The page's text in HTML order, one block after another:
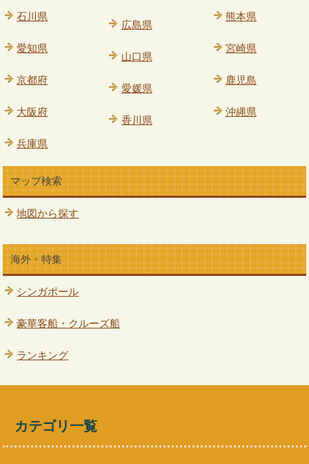
石川県
愛知県
京都府
大阪府
兵庫県
広島県
山口県
愛媛県
香川県
熊本県
宮崎県
鹿児島
沖縄県
マップ検索
地図から探す
海外・特集
シンガポール
豪華客船・クルーズ船
ランキング
カテゴリ一覧